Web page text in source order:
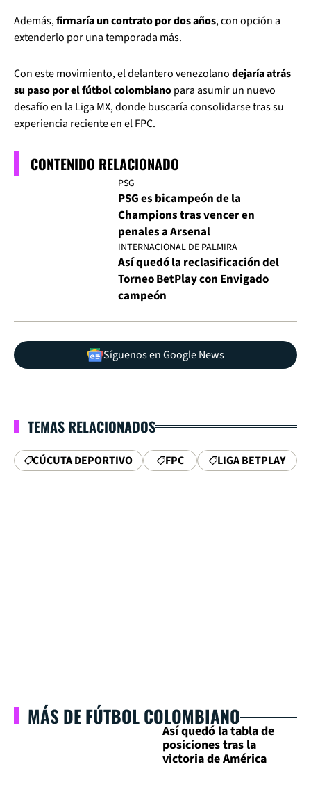
Además,firmaría un contrato por dos años, con opción a
extenderlo por una temporada más.
Con este movimiento, el delantero venezolanodejaría atrás
su paso por el fútbol colombianopara asumir un nuevo
desafío en la Liga MX, donde buscaría consolidarse tras su
experiencia reciente en el FPC.
CONTENIDO RELACIONADO
PSG
PSG es bicampeón de la
Champions tras vencer en
penales a Arsenal
INTERNACIONAL DE PALMIRA
Así quedó la reclasificación del
Torneo BetPlay con Envigado
campeón
Síguenos en Google News
TEMAS RELACIONADOS
CÚCUTA DEPORTIVO FPC LIGA BETPLAY
MÁS DE FÚTBOL COLOMBIANO
Así quedó la tabla de
posiciones tras la
victoria de América